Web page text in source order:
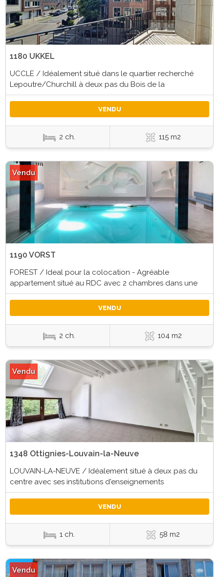
1180 UKKEL
UCCLE / Idéalement situé dans le quartier recherché
Lepoutre/Churchill à deux pas du Bois de la
VENDU
2 ch. 115 m2
Vendu
1190 VORST
FOREST / Ideal pour la colocation - Agréable
appartement situé au RDC avec 2 chambres dans une
VENDU
2 ch. 104 m2
Vendu
1348 Ottignies-Louvain-la-Neuve
LOUVAIN-LA-NEUVE / Idéalement situé à deux pas du
centre avec ses institutions d'enseignements
VENDU
1 ch. 58 m2
Vendu